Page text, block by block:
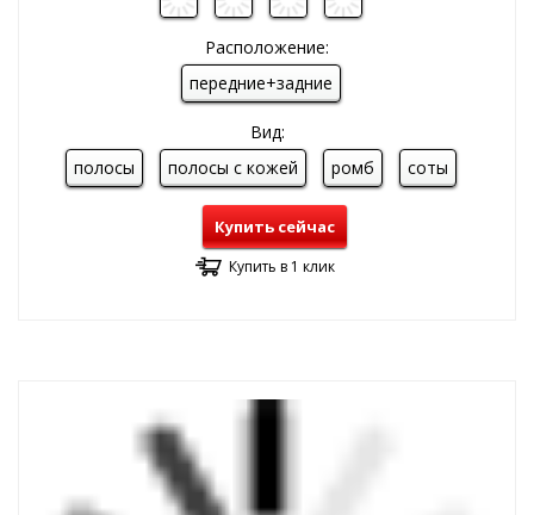
Расположение:
передние+задние
Вид:
полосы
полосы с кожей ромб соты
Купить сейчас
Купить в 1 клик